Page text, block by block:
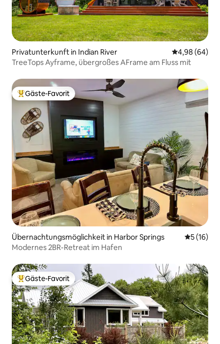
Privatunterkunft in Indian River
4,98 (64)
TreeTops Ayframe, übergroßes AFrame am Fluss mit
Beliebter Gäste-Favorit.
Gäste-Favorit
Übernachtungsmöglichkeit in Harbor Springs
5 (16)
Modernes 2BR-Retreat im Hafen
Beliebter Gäste-Favorit.
Gäste-Favorit